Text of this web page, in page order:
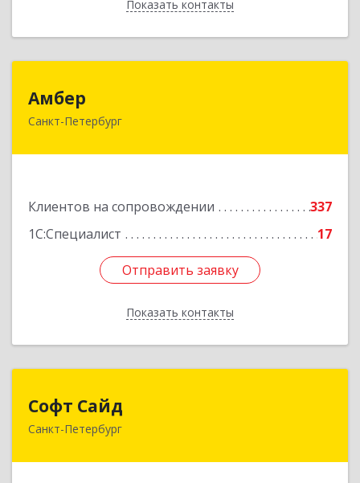
Показать контакты
Назад
Амбер
Санкт-Петербург
Клиентов на сопровождении
337
1С:Специалист
17
Отправить заявку
Показать контакты
191119, Санкт-Петербург г, Правды ул, дом №
Отправить заявку
Назад
Софт Сайд
Санкт-Петербург
190020, Санкт-Петербург г, Рижский пр, дом №